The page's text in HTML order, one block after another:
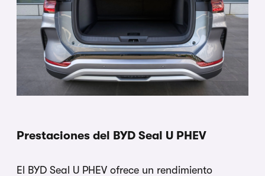
Prestaciones del BYD Seal U PHEV
El BYD Seal U PHEV ofrece un rendimiento